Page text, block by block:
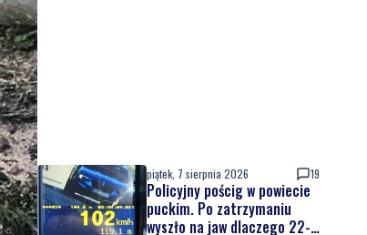
piątek, 7 sierpnia 2026 19
Policyjny pościg w powiecie
puckim. Po zatrzymaniu
wyszło na jaw dlaczego 22-